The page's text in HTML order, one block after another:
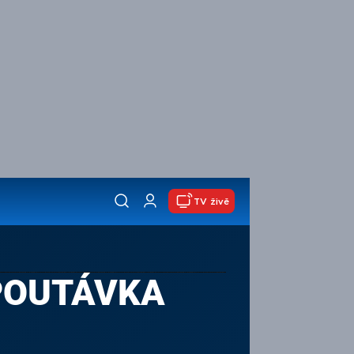
TV živě